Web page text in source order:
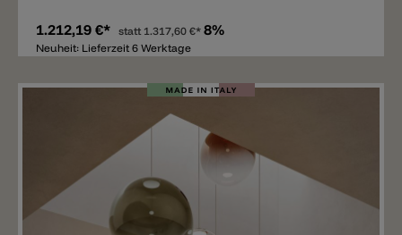
1.212,19 €* statt 1.317,60 €* 8%
Neuheit: Lieferzeit 6 Werktage